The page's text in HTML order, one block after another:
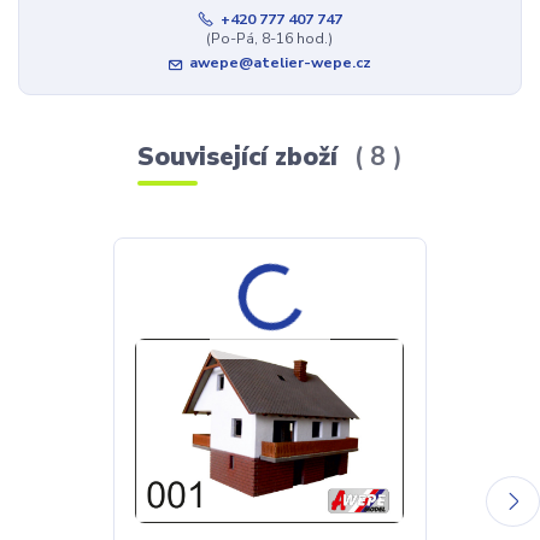
+420 777 407 747
(Po-Pá, 8-16 hod.)
awepe@atelier-wepe.cz
Související zboží 8